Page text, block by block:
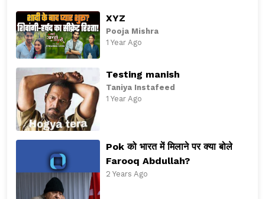
XYZ
Pooja Mishra
1 Year Ago
Testing manish
Taniya Instafeed
1 Year Ago
Pok को भारत में मिलाने पर क्या बोले
Farooq Abdullah?
2 Years Ago